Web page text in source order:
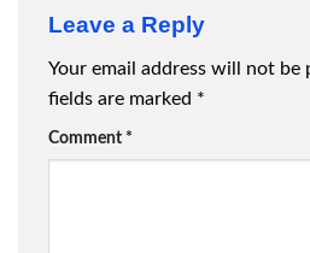
Leave a Reply
Your email address will not be
fields are marked *
Comment *